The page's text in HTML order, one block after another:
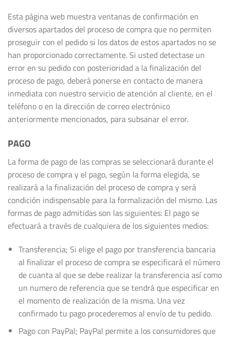
Esta página web muestra ventanas de confirmación en
diversos apartados del proceso de compra que no permiten
proseguir con el pedido si los datos de estos apartados no se
han proporcionado correctamente. Si usted detectase un
error en su pedido con posterioridad a la finalización del
proceso de pago, deberá ponerse en contacto de manera
inmediata con nuestro servicio de atención al cliente, en el
teléfono o en la dirección de correo electrónico
anteriormente mencionados, para subsanar el error.
PAGO
La forma de pago de las compras se seleccionará durante el
proceso de compra y el pago, según la forma elegida, se
realizará a la finalización del proceso de compra y será
condición indispensable para la formalización del mismo. Las
formas de pago admitidas son las siguientes: El pago se
efectuará a través de cualquiera de los siguientes medios:
Transferencia; Si elige el pago por transferencia bancaria
al finalizar el proceso de compra se especificará el número
de cuanta al que se debe realizar la transferencia así como
un numero de referencia que se tendrá que especificar en
el momento de realización de la misma. Una vez
confirmado tu pago procederemos al envío de tu pedido.
Pago con PayPal; PayPal permite a los consumidores que